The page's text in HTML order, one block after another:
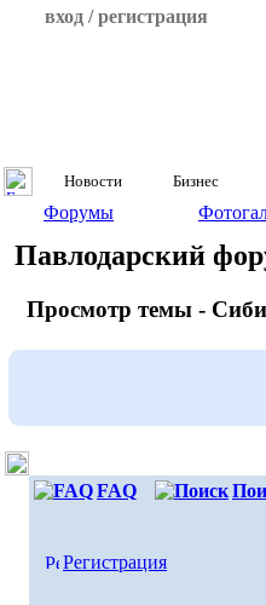
вход / регистрация
Новости Бизнес
Форумы
Павлодарский
Просмотр темы -
FAQ
Регистрация